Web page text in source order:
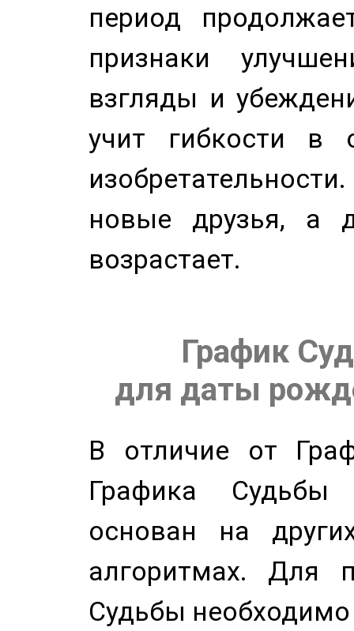
период
признаки
взгляды и
учит гибкости в
новые друзья, а
возрастает.
График
для даты
В отличие от
Графика
основан на
алгоритмах. Для
Судьбы